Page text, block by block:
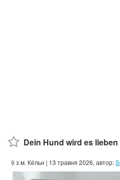
Dein Hund wird es lieben
з м. Кёльн | 13 травня 2026, автор: